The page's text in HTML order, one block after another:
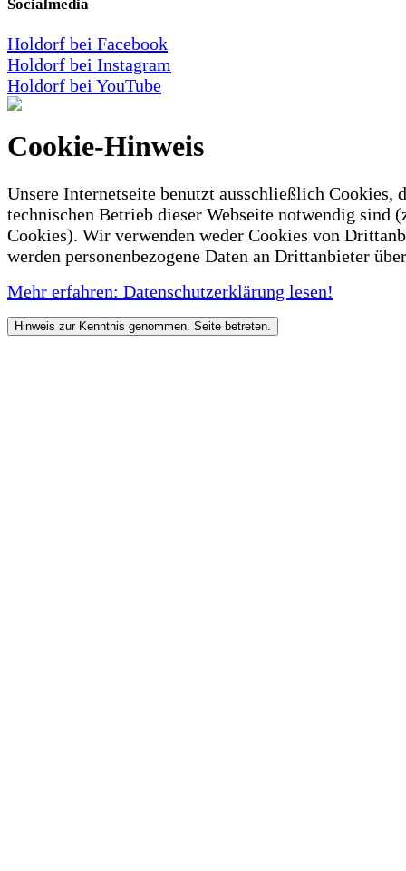
Socialmedia
Holdorf bei Facebook
Holdorf bei Instagram
Holdorf bei YouTube
Cookie-Hinweis
Unsere Internetseite benutzt ausschließlich Cookies,
technischen Betrieb dieser Webseite notwendig sind
Cookies). Wir verwenden weder Cookies von
werden personenbezogene Daten an Drittanbieter
Mehr erfahren: Datenschutzerklärung lesen!
Hinweis zur Kenntnis genommen. Seite betreten.